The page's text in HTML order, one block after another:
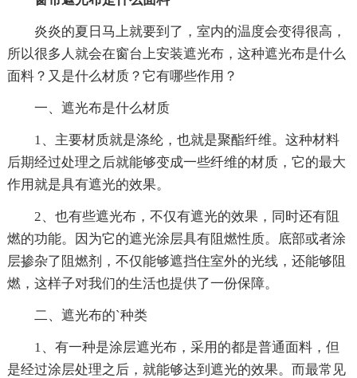
炎炎的夏日马上就要到了，室内的温度会变得很高，
所以很多人就会在窗台上安装遮光布，这种遮光布是什么
面料？又是什么材质？它有哪些作用？
一、遮光布是什么材质
1、主要材质就是涤纶，也就是聚酯纤维。这种材料
后期经过处理之后就能够变成一些纤维的材质，它的最大
作用就是具有遮光的效果。
2、也有些遮光布，不仅有遮光的效果，同时还有阻
燃的功能。因为它的遮光涂层具有阻燃性质。底部或者涂
层掺杂了阻燃剂，不仅能够遮挡住室外的光线，还能够阻
燃，这样子对我们的生活也提供了一份保障。
二、遮光布的`种类
1、有一种是涂层遮光布，采用的都是普通面料，但
是经过涂层处理之后，就能够达到遮光的效果。而最常见